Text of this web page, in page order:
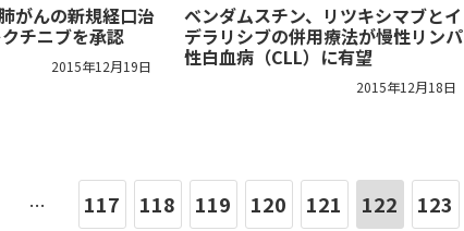
がんの新規経口治
チニブを承認
2015年12月19日
ベンダムスチン、リツキシマブとイ
デラリシブの併用療法が慢性リンパ
性白血病（CLL）に有望
2015年12月18日
… 117 118 119 120 121 122 123